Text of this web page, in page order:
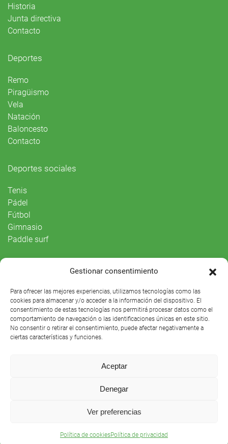
Gestionar consentimiento
Para ofrecer las mejores experiencias, utilizamos tecnologías como las
cookies para almacenar y/o acceder a la información del dispositivo. El
consentimiento de estas tecnologías nos permitirá procesar datos como el
comportamiento de navegación o las identificaciones únicas en este sitio.
No consentir o retirar el consentimiento, puede afectar negativamente a
ciertas características y funciones.
Aceptar
Denegar
Ver preferencias
Política de cookiesPolítica de privacidad
Historia
Junta directiva
Contacto
Deportes
Remo
Piragüismo
Vela
Natación
Baloncesto
Contacto
Deportes sociales
Tenis
Pádel
Fútbol
Gimnasio
Paddle surf
Agenda
Club Náutico Sevilla © 2021 |Aviso legal